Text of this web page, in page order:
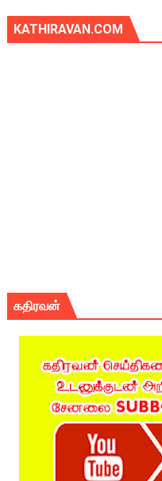
KATHIRAVAN.COM
கதிரவன்